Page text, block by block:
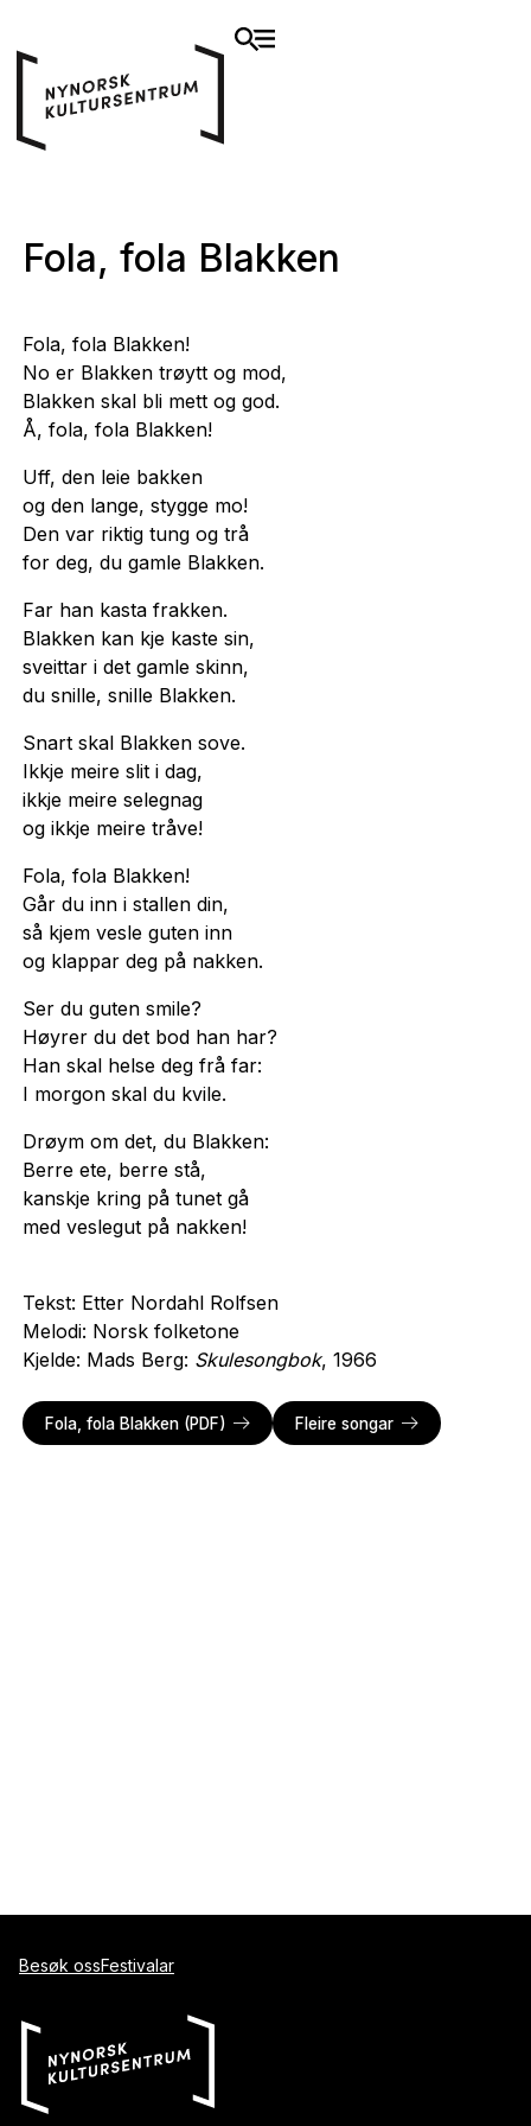
Fola, fola Blakken
Fola, fola Blakken!
No er Blakken trøytt og mod,
Blakken skal bli mett og god.
Å, fola, fola Blakken!
Uff, den leie bakken
og den lange, stygge mo!
Den var riktig tung og trå
for deg, du gamle Blakken.
Far han kasta frakken.
Blakken kan kje kaste sin,
sveittar i det gamle skinn,
du snille, snille Blakken.
Snart skal Blakken sove.
Ikkje meire slit i dag,
ikkje meire selegnag
og ikkje meire tråve!
Fola, fola Blakken!
Går du inn i stallen din,
så kjem vesle guten inn
og klappar deg på nakken.
Ser du guten smile?
Høyrer du det bod han har?
Han skal helse deg frå far:
I morgon skal du kvile.
Drøym om det, du Blakken:
Berre ete, berre stå,
kanskje kring på tunet gå
med veslegut på nakken!
Tekst: Etter Nordahl Rolfsen
Melodi: Norsk folketone
Kjelde: Mads Berg: Skulesongbok, 1966
Fola, fola Blakken (PDF) Fleire songar
Besøk ossFestivalar